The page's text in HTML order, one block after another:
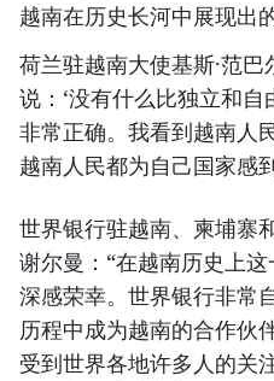
越南在历史长河中展现出
荷兰驻越南大使基斯·范
说：‘没有什么比独立和
非常正确。我看到越南人
越南人民都为自己国家感
世界银行驻越南、柬埔寨
谢尔曼：“在越南历史上
深感荣幸。世界银行非常
历程中成为越南的合作伙
受到世界各地许多人的关